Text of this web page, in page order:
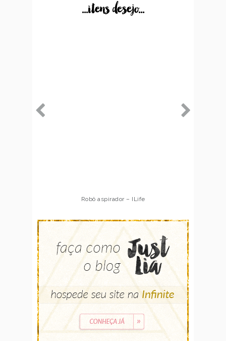
...itens desejo...
Robô aspirador – ILife